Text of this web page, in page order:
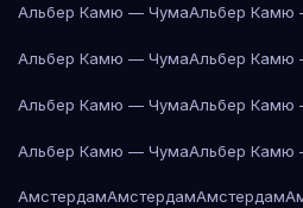
Альбер Камю — ЧумаАльбер Камю
Альбер Камю — ЧумаАльбер Камю
Альбер Камю — ЧумаАльбер Камю
Альбер Камю — ЧумаАльбер Камю
АмстердамАмстердамАмстердам